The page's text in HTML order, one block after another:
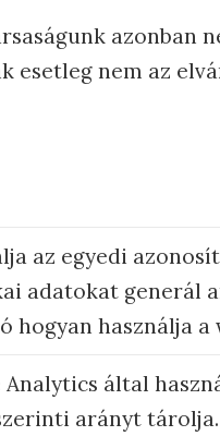
azonban
esetleg nem az
az egyedi
adatokat generál
hogyan használja a
Analytics által
arányt tárolja.